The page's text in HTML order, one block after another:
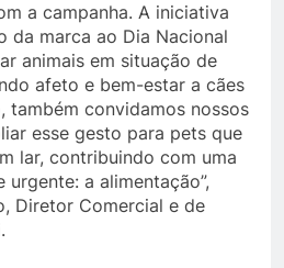
a campanha. A iniciativa
da marca ao Dia Nacional
animais em situação de
afeto e bem-estar a cães
também convidamos nossos
esse gesto para pets que
lar, contribuindo com uma
urgente: a alimentação”,
Diretor Comercial e de